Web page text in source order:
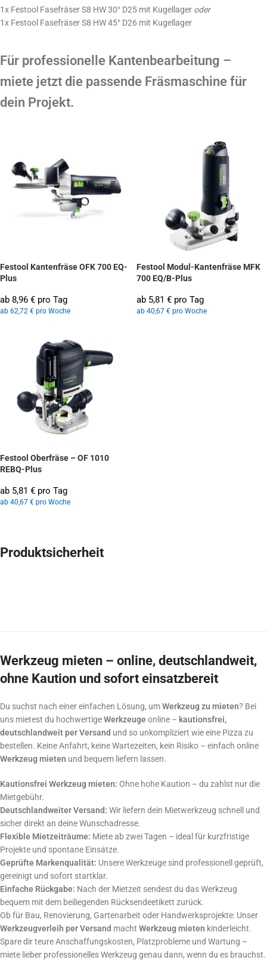
1x Festool Fasefräser S8 HW 30° D25 mit Kugellager oder
1x Festool Fasefräser S8 HW 45° D26 mit Kugellager
Für professionelle Kantenbearbeitung –
miete jetzt die passende Fräsmaschine für
dein Projekt.
Festool Kantenfräse OFK 700 EQ-
Plus
ab 8,96 € pro Tag
ab 62,72 € pro Woche
Festool Modul-Kantenfräse MFK
700 EQ/B-Plus
ab 5,81 € pro Tag
ab 40,67 € pro Woche
Festool Oberfräse – OF 1010
REBQ-Plus
ab 5,81 € pro Tag
ab 40,67 € pro Woche
Produktsicherheit
Werkzeug mieten – online, deutschlandweit,
ohne Kaution und sofort einsatzbereit
Du suchst nach einer einfachen Lösung, umWerkzeug zu mieten? Bei
uns mietest du hochwertigeWerkzeuge online – kautionsfrei,
deutschlandweit per Versand und so unkompliziert wie eine Pizza zu
bestellen. Keine Anfahrt, keine Wartezeiten, kein Risiko – einfach online
Werkzeug mieten und bequem liefern lassen.
Kautionsfrei Werkzeug mieten: Ohne hohe Kaution – du zahlst nur die
Mietgebühr.
Deutschlandweiter Versand: Wir liefern dein Mietwerkzeug schnell und
sicher direkt an deine Wunschadresse.
Flexible Mietzeiträume: Miete ab zwei Tagen – ideal für kurzfristige
Projekte und spontane Einsätze.
Geprüfte Markenqualität: Unsere Werkzeuge sind professionell geprüft,
gereinigt und sofort startklar.
Einfache Rückgabe: Nach der Mietzeit sendest du das Werkzeug
bequem mit dem beiliegenden Rücksendeetikett zurück.
Ob für Bau, Renovierung, Gartenarbeit oder Handwerksprojekte: Unser
Werkzeugverleih per Versand macht Werkzeug mieten kinderleicht.
Spare dir teure Anschaffungskosten, Platzprobleme und Wartung –
miete lieber professionelles Werkzeug genau dann, wenn du es brauchst.